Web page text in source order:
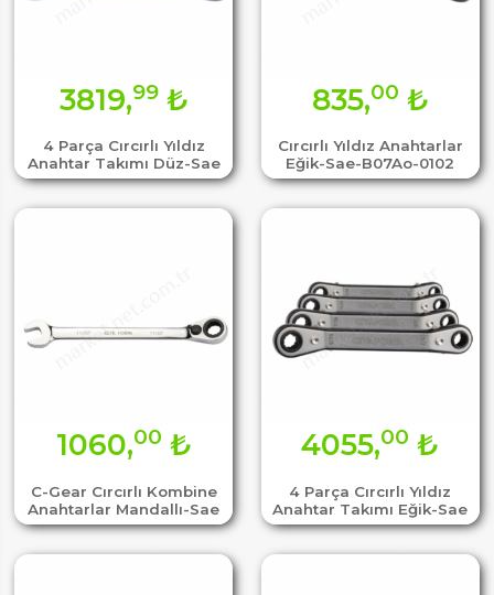
4 Parça Cırcırlı Yıldız
Anahtar Takımı Düz-Sae
3819,99₺
Cırcırlı Yıldız Anahtarlar
Eğik-Sae-B07Ao-0102
835,00 ₺
C-Gear Cırcırlı Kombine
Anahtarlar Mandallı-Sae
1060,00 ₺
4 Parça Cırcırlı Yıldız
Anahtar Takımı Eğik-Sae
4055,00 ₺